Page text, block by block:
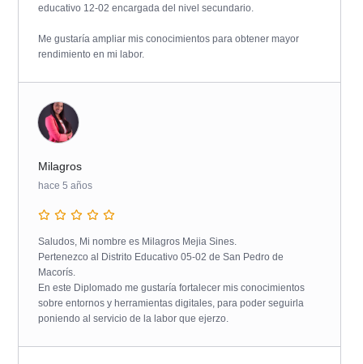
educativo 12-02 encargada del nivel secundario.
Me gustaría ampliar mis conocimientos para obtener mayor
rendimiento en mi labor.
Milagros
hace 5 años
Saludos, Mi nombre es Milagros Mejia Sines.
Pertenezco al Distrito Educativo 05-02 de San Pedro de
Macorís.
En este Diplomado me gustaría fortalecer mis conocimientos
sobre entornos y herramientas digitales, para poder seguirla
poniendo al servicio de la labor que ejerzo.